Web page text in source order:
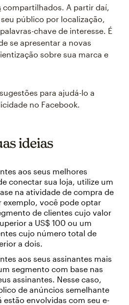
compartilhados. A partir daí,
público por localização,
chave de interesse. É
se apresentar a novas
sobre sua marca e
para ajudá-lo a
no Facebook.
ideias
aos seus melhores
conectar sua loja, utilize um
na atividade de compra de
exemplo, você pode optar
de clientes cujo valor
a US$ 100 ou um
cujo número total de
a dois.
aos seus assinantes mais
segmento com base nas
assinantes. Nesse caso,
de anúncios semelhante
estão envolvidas com seu e-